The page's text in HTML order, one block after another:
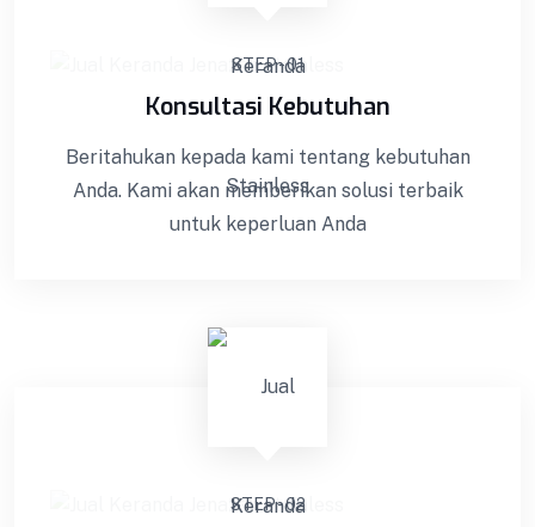
STEP - 01
Konsultasi Kebutuhan
Beritahukan kepada kami tentang kebutuhan
Anda. Kami akan memberikan solusi terbaik
untuk keperluan Anda
STEP - 02